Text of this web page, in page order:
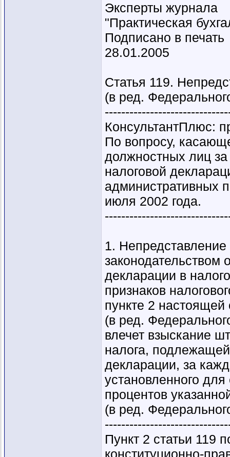
Эксперты журнала
"Практическая
Подписано в печать
28.01.2005
Статья 119.
(в ред.
КонсультантПлюс:
По вопросу,
должностных лиц
налоговой
административных
июля 2002 года.
1.
законодательством
декларации в
признаков
пункте 2 настоящей
(в ред.
влечет взыскание
налога,
декларации, за
установленного
процентов
(в ред.
Пункт 2 статьи 119
конституционно-